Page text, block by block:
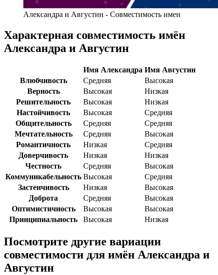
Александра и Августин - Совместимость имен
Характерная совместимость имён
Александра и Августин
Имя Александра Имя Августин
Влюбчивость
Средняя
Высокая
Верность
Высокая
Низкая
Решительность
Высокая
Низкая
Настойчивость
Высокая
Средняя
Общительность
Средняя
Средняя
Мечтательность
Средняя
Высокая
Романтичность
Низкая
Средняя
Доверчивость
Низкая
Низкая
Честность
Средняя
Высокая
Коммуникабельность Высокая
Средняя
Застенчивость
Низкая
Высокая
Доброта
Средняя
Высокая
Оптимистичность
Высокая
Высокая
Принципиальность
Высокая Низкая
Посмотрите другие вариации
совместимости для имён Александра и
Августин